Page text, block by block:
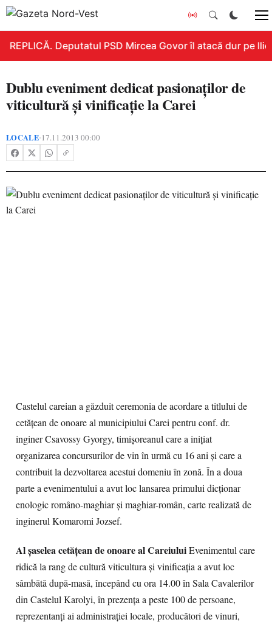
REPLICĂ. Deputatul PSD Mircea Govor îl atacă dur pe
Dublu eveniment dedicat pasionaţilor de
viticultură şi vinificaţie la Carei
LOCALE•17.11.2013 00:00
Castelul careian a găzduit ceremonia de acordare a titlului de
cetăţean de onoare al municipiului Carei pentru conf. dr.
inginer Csavossy Gyorgy, timişoreanul care a iniţiat
organizarea concursurilor de vin în urmă cu 16 ani şi care a
contribuit la dezvoltarea acestui domeniu în zonă. În a doua
parte a evenimentului a avut loc lansarea primului dicţionar
enologic româno-maghiar şi maghiar-român, carte realizată de
inginerul Komaromi Jozsef.
Al şaselea cetăţean de onoare al CareiuluiEvenimentul care
ridică la rang de cultură viticultura şi vinificaţia a avut loc
sâmbătă după-masă, începând cu ora 14.00 în Sala Cavalerilor
din Castelul Karolyi, în prezenţa a peste 100 de persoane,
reprezentanţi ai administraţiei locale, producători de vinuri,